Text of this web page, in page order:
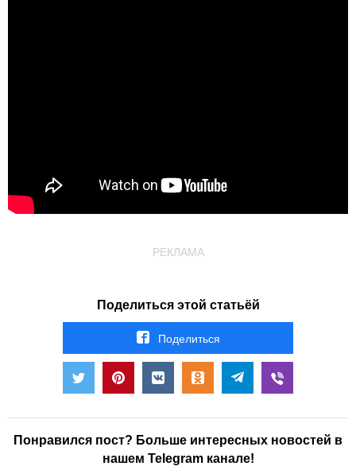
РЕКЛАМА
Поделиться этой статьёй
Поделиться
Понравился пост? Больше интересных новостей в
нашем Telegram канале!